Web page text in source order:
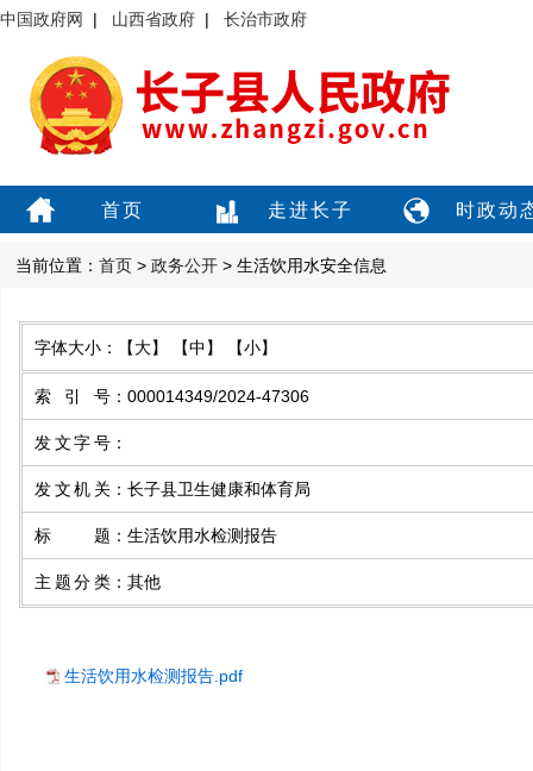
中国政府网 | 山西省政府 | 长治市政府
首页 走进长子 时政动
当前位置： 首页 > 政务公开 > 生活饮用水安全信息
字体大小： 【大】 【中】 【小】
索引号 ： 000014349/2024-47306
发文字号 ：
发文机关 ： 长子县卫生健康和体育局
标题 ： 生活饮用水检测报告
主题分类 ： 其他
生活饮用水检测报告.pdf